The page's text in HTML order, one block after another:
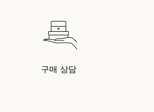
구매 상담